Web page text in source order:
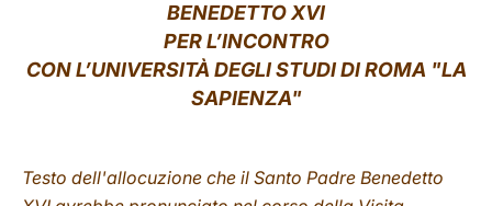
BENEDETTO XVI
PER L’INCONTRO
CON L’UNIVERSITÀ DEGLI STUDI DI ROMA "LA
SAPIENZA"
Testo dell'allocuzione che il Santo Padre Benedetto